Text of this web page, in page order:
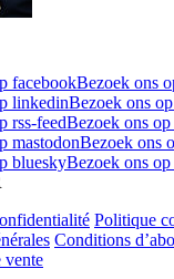
facebookBezoek ons
linkedinBezoek ons
rss-feedBezoek ons
mastodonBezoek ons
blueskyBezoek ons op
Politique
Conditions
vente